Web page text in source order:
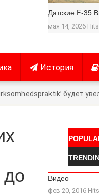
Датские F-35
мая 14, 2026
История
будет
Видео
фев 20, 2016